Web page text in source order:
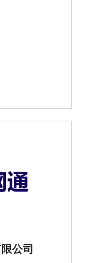
公司